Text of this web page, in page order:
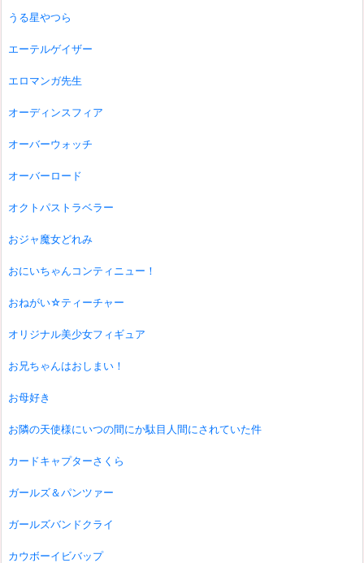
うる星やつら
エーテルゲイザー
エロマンガ先生
オーディンスフィア
オーバーウォッチ
オーバーロード
オクトパストラベラー
おジャ魔女どれみ
おにいちゃんコンティニュー！
おねがい☆ティーチャー
オリジナル美少女フィギュア
お兄ちゃんはおしまい！
お母好き
お隣の天使様にいつの間にか駄目人間にされていた件
カードキャプターさくら
ガールズ＆パンツァー
ガールズバンドクライ
カウボーイビバップ